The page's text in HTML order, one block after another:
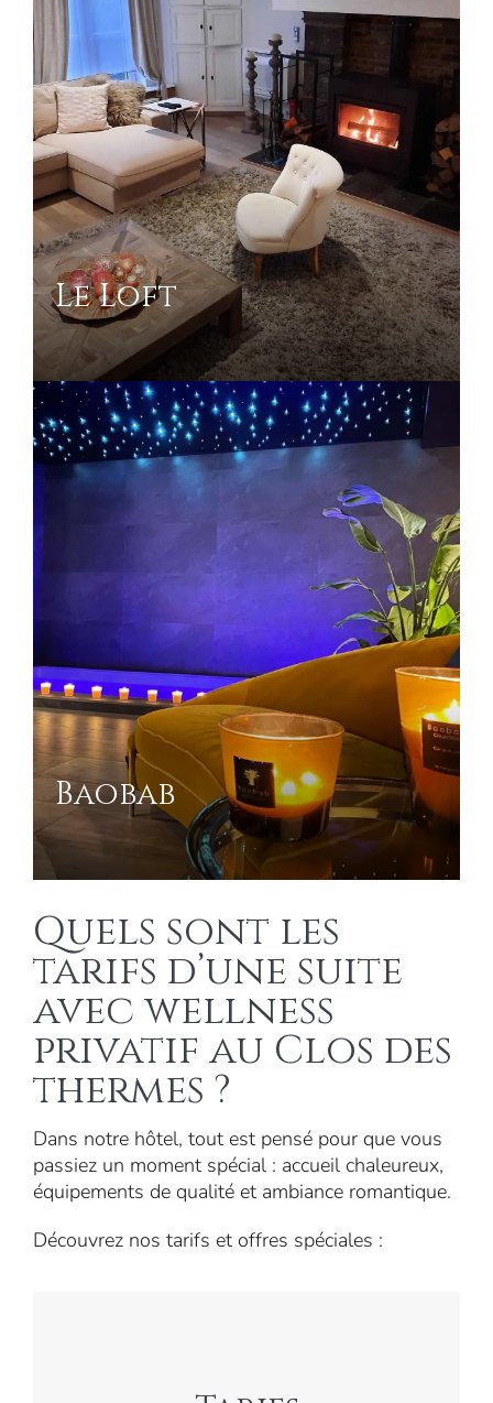
Le Loft
Baobab
Quels sont les
tarifs d’une suite
avec wellness
privatif au Clos des
thermes ?
Dans notre hôtel, tout est pensé pour que vous
passiez un moment spécial : accueil chaleureux,
équipements de qualité et ambiance romantique.
Découvrez nos tarifs et offres spéciales :